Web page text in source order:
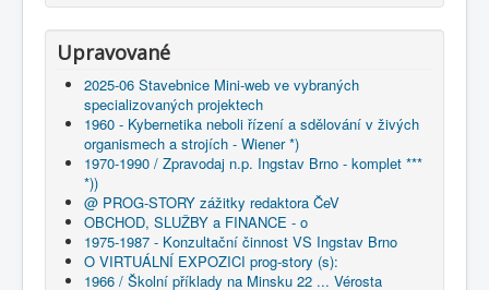
Upravované
2025-06 Stavebnice Mini-web ve vybraných
specializovaných projektech
1960 - Kybernetika neboli řízení a sdělování v živých
organismech a strojích - Wiener *)
1970-1990 / Zpravodaj n.p. Ingstav Brno - komplet ***
*))
@ PROG-STORY zážitky redaktora ČeV
OBCHOD, SLUŽBY a FINANCE - o
1975-1987 - Konzultační činnost VS Ingstav Brno
O VIRTUÁLNÍ EXPOZICI prog-story (s):
1966 / Školní příklady na Minsku 22 ... Vérosta